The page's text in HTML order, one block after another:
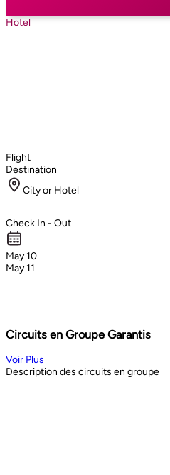
Hotel
Flight
Destination
City or Hotel
Check In - Out
May 10
May 11
Circuits en Groupe Garantis
Voir Plus
Description des circuits en groupe